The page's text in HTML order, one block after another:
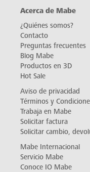
Acerca de Mabe
¿Quiénes somos?
Contacto
Preguntas frecuentes
Blog Mabe
Productos en 3D
Hot Sale
Aviso de privacidad
Términos y
Trabaja en Mabe
Solicitar factura
Solicitar cambio,
Mabe Internacional
Servicio Mabe
Conoce IO Mabe